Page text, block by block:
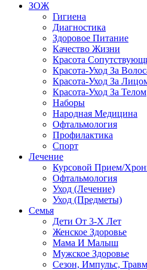
ЗОЖ
Гигиена
Диагностика
Здоровое Питание
Качество Жизни
Красота
Красота-Уход За
Красота-Уход За
Красота-Уход За Телом
Наборы
Народная Медицина
Офтальмология
Профилактика
Спорт
Лечение
Курсовой Прием/
Офтальмология
Уход (Лечение)
Уход (Предметы)
Семья
Дети От 3-Х Лет
Женское Здоровье
Мама И Малыш
Мужское Здоровье
Сезон, Импульс,